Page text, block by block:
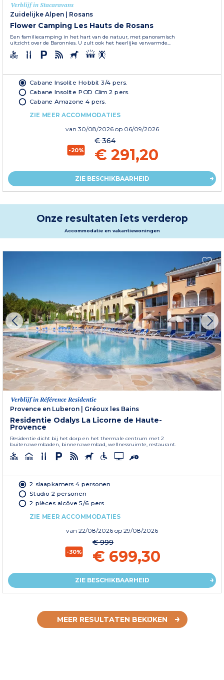
Verblijf in Stacaravans
Zuidelijke Alpen | Rosans
Flower Camping Les Hauts de Rosans
Een familiecamping in het hart van de natuur, met panoramisch
uitzicht over de Baronnies. U zult ook het heerlijke verwarmde...
Cabane Insolite Hobbit 3/4 pers.
Cabane Insolite POD Clim 2 pers.
Cabane Amazone 4 pers.
ZIE MEER ACCOMMODATIES
van 30/08/2026 op 06/09/2026
-20%
€ 364
€ 291,20
ZIE BESCHIKBAARHEID
Onze resultaten iets verderop
Accommodatie en vakantiewoningen
Verblijf in Référence Residentie
Provence en Luberon | Gréoux les Bains
Residentie Odalys La Licorne de Haute-
Provence
Residentie dicht bij het dorp en het thermale centrum met 2
buitenzwembaden, binnenzwembad, wellnessruimte, restaurant.
2 slaapkamers 4 personen
Studio 2 personen
2 pièces alcôve 5/6 pers.
ZIE MEER ACCOMMODATIES
van 22/08/2026 op 29/08/2026
-30%
€ 999
€ 699,30
ZIE BESCHIKBAARHEID
MEER RESULTATEN BEKIJKEN